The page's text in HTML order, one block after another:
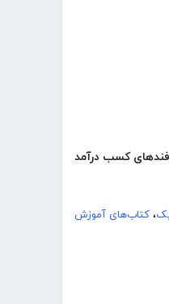
کسب درآمد
، کتاب‌های آموزش